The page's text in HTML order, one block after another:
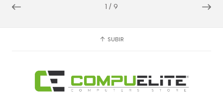
1 / 9
SUBIR